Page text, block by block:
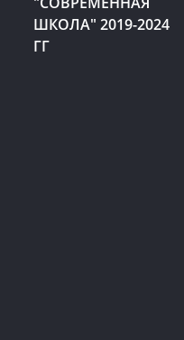
ШКОЛА" 2019-2024
ГГ